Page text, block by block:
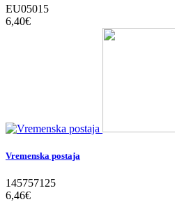
EU05015
6,40‎€
Vremenska postaja
145757125
6,46‎€